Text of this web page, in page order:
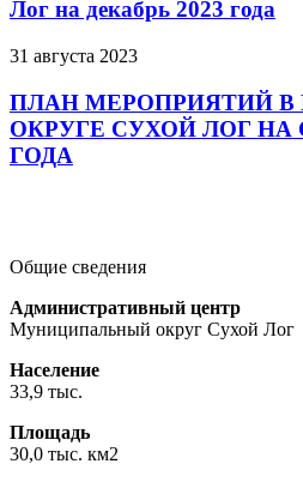
Лог на декабрь 2023 года
31 августа 2023
ПЛАН МЕРОПРИЯТИЙ В
ОКРУГЕ СУХОЙ ЛОГ НА
ГОДА
Общие сведения
Административный центр
Муниципальный округ Сухой Лог
Население
33,9 тыс.
Площадь
30,0 тыс. км2